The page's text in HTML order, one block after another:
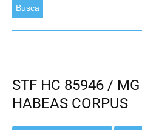
Busca
STF HC 85946 /
HABEAS CORPUS